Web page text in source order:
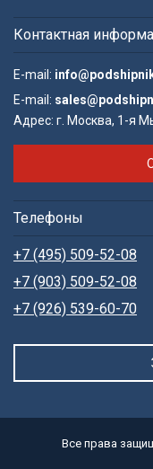
Контактная
E-mail:
E-mail:
Адрес: г. Москва, 1-я
Телефоны
+7 (495) 509-52-08
+7 (903) 509-52-08
+7 (926) 539-60-70
Все права